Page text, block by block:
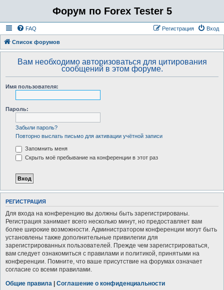
Форум по Forex Tester 5
FAQ Вход
Регистрация
Список форумов
Вам необходимо авторизоваться для цитирования
сообщений в этом форуме.
Имя пользователя:
Пароль:
Забыли пароль?
Повторно выслать письмо для активации учётной записи
Запомнить меня
Скрыть моё пребывание на конференции в этот раз
РЕГИСТРАЦИЯ
Для входа на конференцию вы должны быть зарегистрированы.
Регистрация занимает всего несколько минут, но предоставляет вам
более широкие возможности. Администратором конференции могут быть
установлены также дополнительные привилегии для
зарегистрированных пользователей. Прежде чем зарегистрироваться,
вам следует ознакомиться с правилами и политикой, принятыми на
конференции. Помните, что ваше присутствие на форумах означает
согласие со всеми правилами.
Общие правила | Соглашение о конфиденциальности